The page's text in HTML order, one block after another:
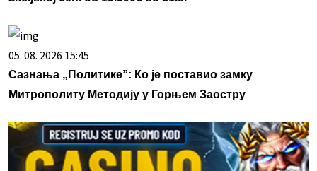
05. 08. 2026 15:45
Сазнања „Политике”: Ко је поставио замку
Митрополиту Методију у Горњем Заостру